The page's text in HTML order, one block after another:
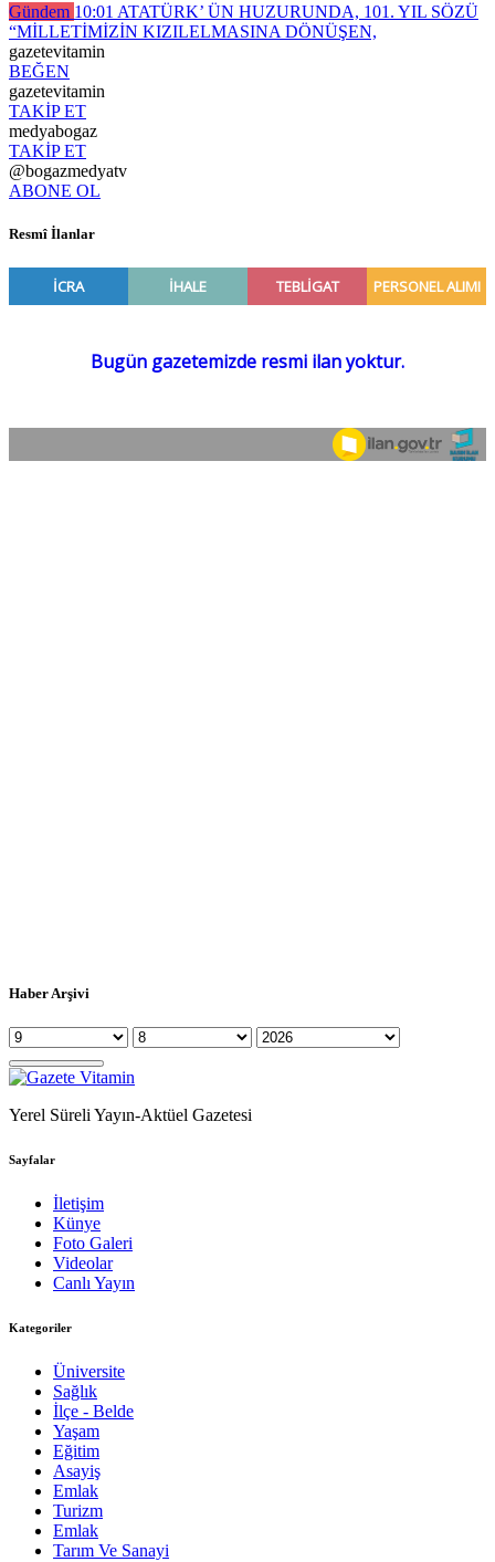
Gündem 10:01 ATATÜRK’ ÜN HUZURUNDA, 101. YIL SÖZÜ
“MİLLETİMİZİN KIZILELMASINA DÖNÜŞEN,
gazetevitamin
BEĞEN
gazetevitamin
TAKİP ET
medyabogaz
TAKİP ET
@bogazmedyatv
ABONE OL
Resmî İlanlar
Haber Arşivi
Yerel Süreli Yayın-Aktüel Gazetesi
Sayfalar
İletişim
Künye
Foto Galeri
Videolar
Canlı Yayın
Kategoriler
Üniversite
Sağlık
İlçe - Belde
Yaşam
Eğitim
Asayiş
Emlak
Turizm
Emlak
Tarım Ve Sanayi